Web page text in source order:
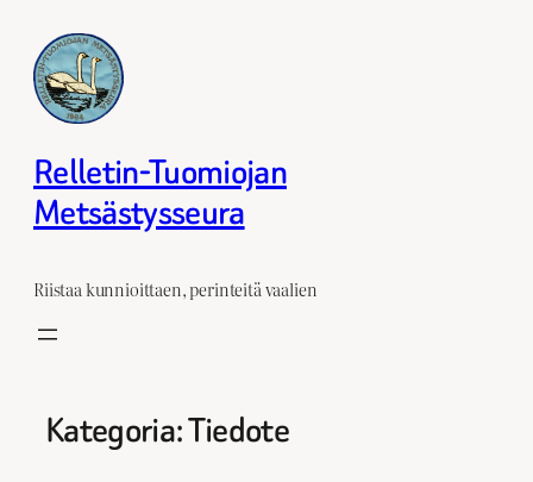
sisältöön
Relletin-Tuomiojan
Metsästysseura
Riistaa kunnioittaen, perinteitä vaalien
Kategoria:Tiedote